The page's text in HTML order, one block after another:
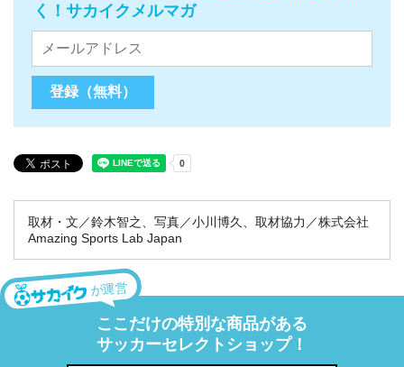
く！サカイクメルマガ
取材・文／鈴木智之、写真／小川博久、取材協力／株式会社
Amazing Sports Lab Japan
が運営
ここだけの特別な商品がある
サッカーセレクトショップ！